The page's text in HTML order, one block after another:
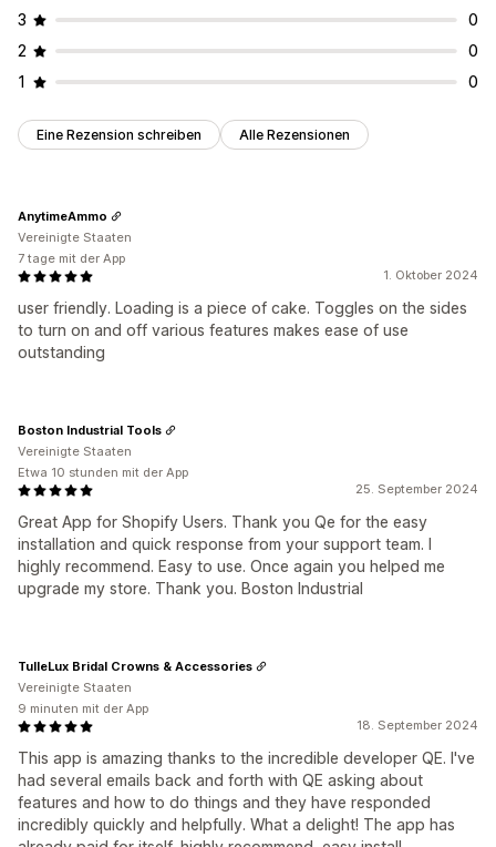
3
0
2
0
1
0
Eine Rezension schreiben Alle Rezensionen
1. Oktober 2024
user friendly. Loading is a piece of cake. Toggles on the sides
to turn on and off various features makes ease of use
outstanding
AnytimeAmmo
Vereinigte Staaten
7 tage mit der App
25. September 2024
Great App for Shopify Users. Thank you Qe for the easy
installation and quick response from your support team. I
highly recommend. Easy to use. Once again you helped me
upgrade my store. Thank you. Boston Industrial
Boston Industrial Tools
Vereinigte Staaten
Etwa 10 stunden mit der App
18. September 2024
This app is amazing thanks to the incredible developer QE. I've
had several emails back and forth with QE asking about
features and how to do things and they have responded
incredibly quickly and helpfully. What a delight! The app has
TulleLux Bridal Crowns & Accessories
Vereinigte Staaten
9 minuten mit der App